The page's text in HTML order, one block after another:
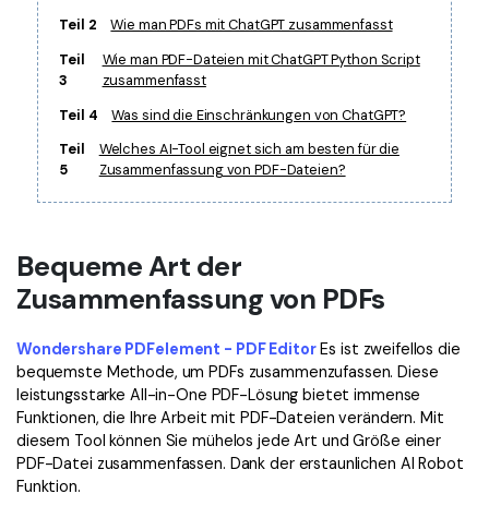
Regierung
Veröffentlichung
Alle PDF-Funktionen
Kostenlose PDF-Vorlagen
Bearbeiten, Drucken und Anpassen von kostenlosen Vorlagen.
Download-Zentrum
Laden Sie die leistungsstärksten und einfachsten PDF-Tools
Teil 2
Wie man PDFs mit ChatGPT zusammenfasst
Teil
3
Wie man PDF-Dateien mit ChatGPT Python Script
zusammenfasst
Teil 4
Was sind die Einschränkungen von ChatGPT?
Teil
5
Welches AI-Tool eignet sich am besten für die
Zusammenfassung von PDF-Dateien?
Bequeme Art der
Zusammenfassung von PDFs
Wondershare PDFelement - PDF EditorEs ist zweifellos die
bequemste Methode, um PDFs zusammenzufassen. Diese
leistungsstarke All-in-One PDF-Lösung bietet immense
Funktionen, die Ihre Arbeit mit PDF-Dateien verändern. Mit
diesem Tool können Sie mühelos jede Art und Größe einer
PDF-Datei zusammenfassen. Dank der erstaunlichen AI Robot
Funktion.